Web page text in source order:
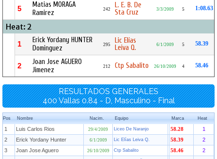
5
Matias MORAGA
Ramirez
242
L. E. B. De
Sta Cruz
3/3/2009 5 1:08.63
Heat: 2
1
Erick Yordany HUNTER
Dominguez
295
Lic Elías
Leiva Q.
6/1/2009 5 58.39
2
Joan Jose AGUERO
Jimenez
212 Ctp Sabalito 26/10/2009 4 58.46
RESULTADOS GENERALES
400 Vallas 0.84 - D, Masculino - Final
Pos Nombre Nacim. Equipo Marca Heat
1 Luis Carlos Rios 29/4/2009 Liceo De Naranjo 58.28
1
2
Erick Yordany Hunter 6/1/2009 Lic Elías Leiva Q. 58.39
2
3
Joan Jose Aguero 26/10/2009 Ctp Sabalito 58.46
2